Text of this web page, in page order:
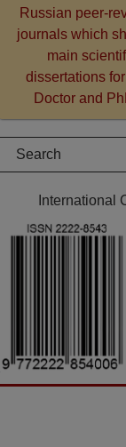
Russian peer-
journals which
main
dissertations
Doctor and
International